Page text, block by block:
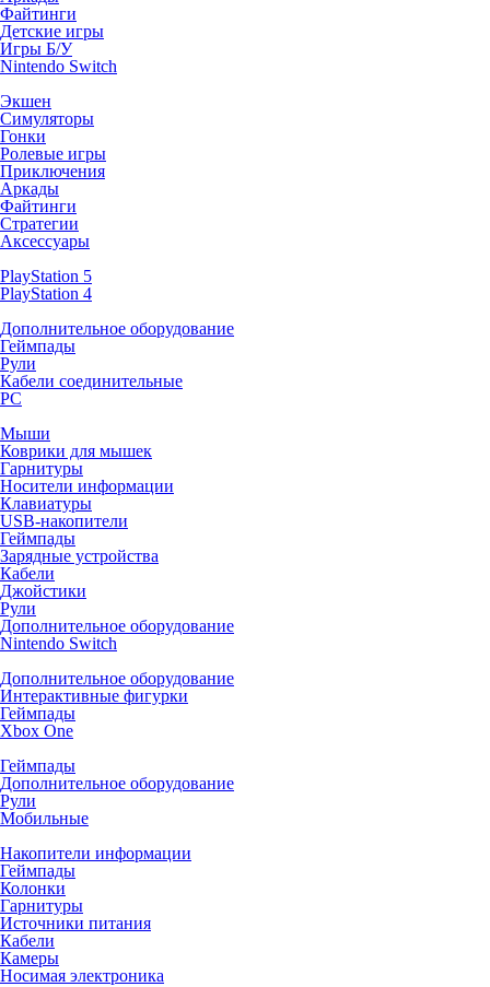
Файтинги
Детские игры
Игры Б/У
Nintendo Switch
Экшен
Симуляторы
Гонки
Ролевые игры
Приключения
Аркады
Файтинги
Стратегии
Аксессуары
PlayStation 5
PlayStation 4
Дополнительное оборудование
Геймпады
Рули
Кабели соединительные
PC
Мыши
Коврики для мышек
Гарнитуры
Носители информации
Клавиатуры
USB-накопители
Геймпады
Зарядные устройства
Кабели
Джойстики
Рули
Дополнительное оборудование
Nintendo Switch
Дополнительное оборудование
Интерактивные фигурки
Геймпады
Xbox One
Геймпады
Дополнительное оборудование
Рули
Мобильные
Накопители информации
Геймпады
Колонки
Гарнитуры
Источники питания
Кабели
Камеры
Носимая электроника